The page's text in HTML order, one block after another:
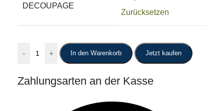
ECOUPAGE
Zurücksetzen
- + In den Warenkorb Jetzt kaufen
Zahlungsarten an der Kasse